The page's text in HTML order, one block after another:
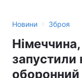
Новини › Зброя
Німеччина,
запустили
оборонний